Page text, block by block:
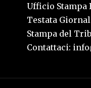
Ufficio Stampa
Testata
Stampa del
Contattaci: